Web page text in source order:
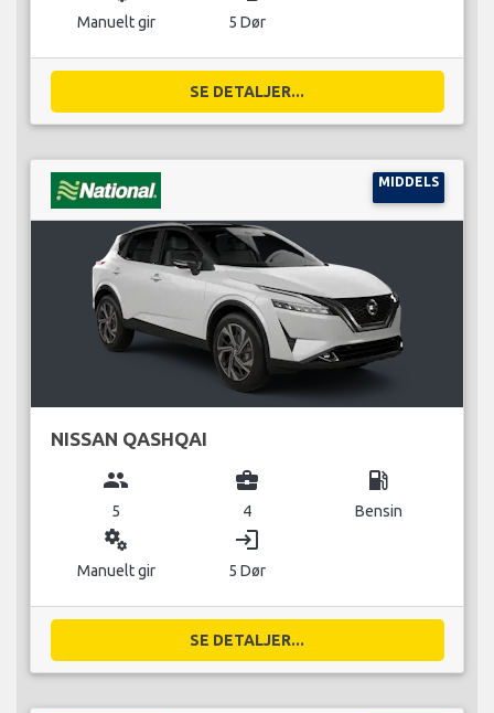
Manuelt gir 5 Dør
SE DETALJER...
MIDDELS
NISSAN QASHQAI
group
5
business_center
4
local_gas_station
Bensin
miscellaneous_services
Manuelt gir
login
5 Dør
SE DETALJER...